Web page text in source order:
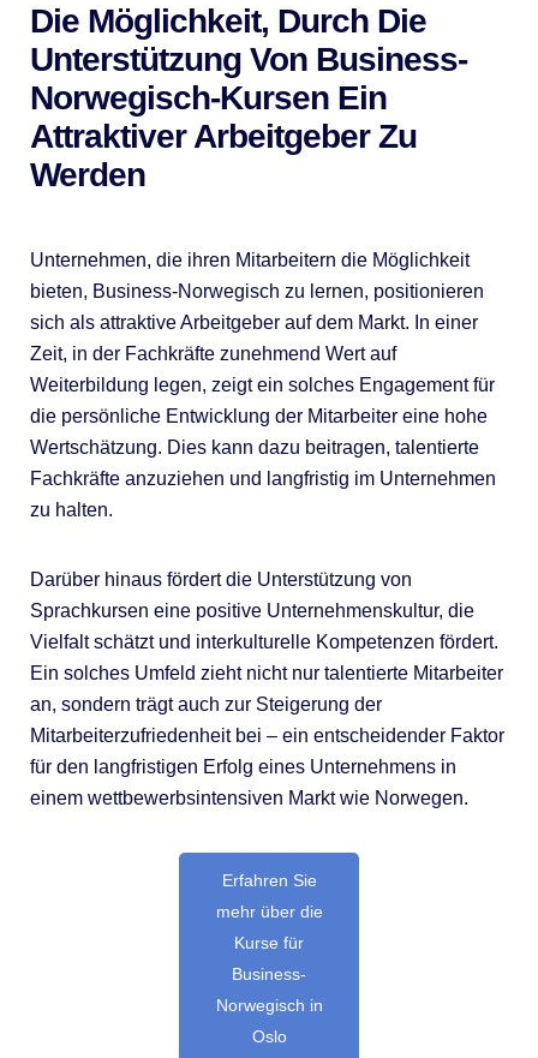
Die Möglichkeit, Durch Die
Unterstützung Von Business-
Norwegisch-Kursen Ein
Attraktiver Arbeitgeber Zu
Werden
Unternehmen, die ihren Mitarbeitern die Möglichkeit
bieten, Business-Norwegisch zu lernen, positionieren
sich als attraktive Arbeitgeber auf dem Markt. In einer
Zeit, in der Fachkräfte zunehmend Wert auf
Weiterbildung legen, zeigt ein solches Engagement für
die persönliche Entwicklung der Mitarbeiter eine hohe
Wertschätzung. Dies kann dazu beitragen, talentierte
Fachkräfte anzuziehen und langfristig im Unternehmen
zu halten.
Darüber hinaus fördert die Unterstützung von
Sprachkursen eine positive Unternehmenskultur, die
Vielfalt schätzt und interkulturelle Kompetenzen fördert.
Ein solches Umfeld zieht nicht nur talentierte Mitarbeiter
an, sondern trägt auch zur Steigerung der
Mitarbeiterzufriedenheit bei – ein entscheidender Faktor
für den langfristigen Erfolg eines Unternehmens in
einem wettbewerbsintensiven Markt wie Norwegen.
Erfahren Sie
mehr über die
Kurse für
Business-
Norwegisch in
Oslo